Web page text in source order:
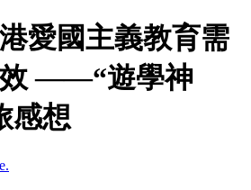
愛國主義教育需
效 ——“遊學神
感想